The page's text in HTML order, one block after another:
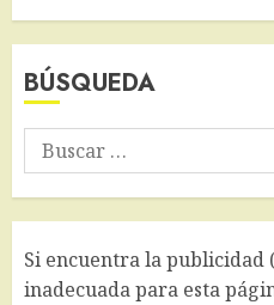
BÚSQUEDA
Buscar:
Si encuentra la publicidad
inadecuada para esta